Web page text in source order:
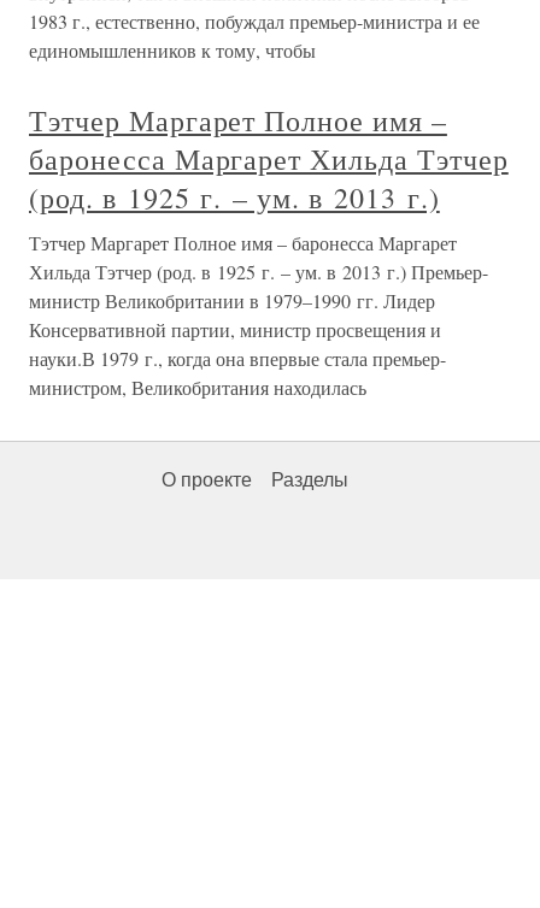
1983 г., естественно, побуждал премьер-министра и ее
единомышленников к тому, чтобы
Тэтчер Маргарет Полное имя –
баронесса Маргарет Хильда Тэтчер
(род. в 1925 г. – ум. в 2013 г.)
Тэтчер Маргарет Полное имя – баронесса Маргарет
Хильда Тэтчер (род. в 1925 г. – ум. в 2013 г.) Премьер-
министр Великобритании в 1979–1990 гг. Лидер
Консервативной партии, министр просвещения и
науки.В 1979 г., когда она впервые стала премьер-
министром, Великобритания находилась
О проекте Разделы